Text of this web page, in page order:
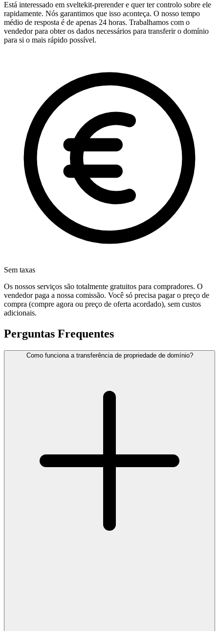
Está interessado em sveltekit-prerender e quer ter controlo sobre ele
rapidamente. Nós garantimos que isso aconteça. O nosso tempo
médio de resposta é de apenas 24 horas. Trabalhamos com o
vendedor para obter os dados necessários para transferir o domínio
para si o mais rápido possível.
Sem taxas
Os nossos serviços são totalmente gratuitos para compradores. O
vendedor paga a nossa comissão. Você só precisa pagar o preço de
compra (compre agora ou preço de oferta acordado), sem custos
adicionais.
Perguntas Frequentes
Como funciona a transferência de propriedade de domínio?